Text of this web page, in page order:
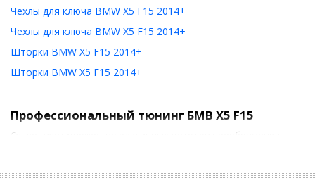
Чехлы для ключа BMW X5 F15 2014+
Чехлы для ключа BMW X5 F15 2014+
Шторки BMW X5 F15 2014+
Шторки BMW X5 F15 2014+
Профессиональный тюнинг БМВ X5 F15
Существует множество различных методов преображения